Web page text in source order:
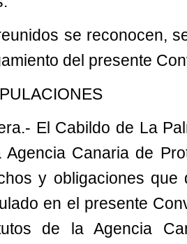
se reconocen,
del presente
El Cabildo de La
Agencia Canaria de
y obligaciones
en el presente
de la Agencia